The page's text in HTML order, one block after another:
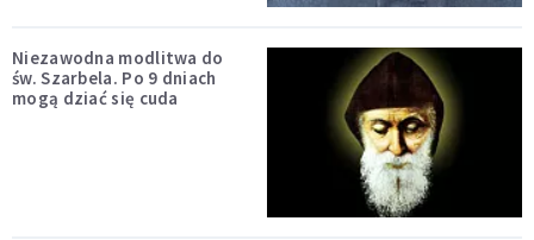
Niezawodna modlitwa do
św. Szarbela. Po 9 dniach
mogą dziać się cuda